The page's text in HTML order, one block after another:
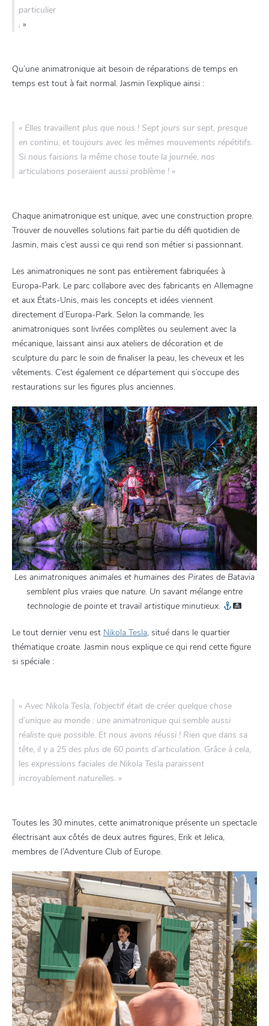
particulier
. »
Qu’une animatronique ait besoin de réparations de temps en
temps est tout à fait normal. Jasmin l’explique ainsi :
« Elles travaillent plus que nous ! Sept jours sur sept, presque
en continu, et toujours avec les mêmes mouvements répétitifs.
Si nous faisions la même chose toute la journée, nos
articulations poseraient aussi problème ! »
Chaque animatronique est unique, avec une construction propre.
Trouver de nouvelles solutions fait partie du défi quotidien de
Jasmin, mais c’est aussi ce qui rend son métier si passionnant.
Les animatroniques ne sont pas entièrement fabriquées à
Europa-Park. Le parc collabore avec des fabricants en Allemagne
et aux États-Unis, mais les concepts et idées viennent
directement d’Europa-Park. Selon la commande, les
animatroniques sont livrées complètes ou seulement avec la
mécanique, laissant ainsi aux ateliers de décoration et de
sculpture du parc le soin de finaliser la peau, les cheveux et les
vêtements. C’est également ce département qui s’occupe des
restaurations sur les figures plus anciennes.
Les animatroniques animales et humaines des Pirates de Batavia
semblent plus vraies que nature. Un savant mélange entre
technologie de pointe et travail artistique minutieux.
Le tout dernier venu est Nikola Tesla, situé dans le quartier
thématique croate. Jasmin nous explique ce qui rend cette figure
si spéciale :
« Avec Nikola Tesla, l’objectif était de créer quelque chose
d’unique au monde : une animatronique qui semble aussi
réaliste que possible. Et nous avons réussi ! Rien que dans sa
tête, il y a 25 des plus de 60 points d’articulation. Grâce à cela,
les expressions faciales de Nikola Tesla paraissent
incroyablement naturelles. »
Toutes les 30 minutes, cette animatronique présente un spectacle
électrisant aux côtés de deux autres figures, Erik et Jelica,
membres de l’Adventure Club of Europe.